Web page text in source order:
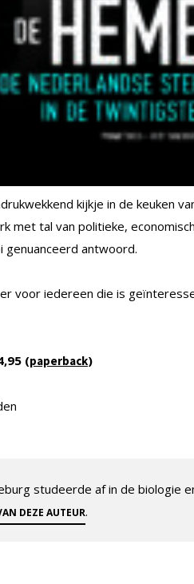
kijkje in de keuken
met tal van politieke,
antwoord.
voor iedereen die is
(paperback)
studeerde af in de biologie
DEZE AUTEUR.